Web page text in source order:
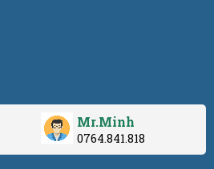
Mr.Minh
0764.841.818